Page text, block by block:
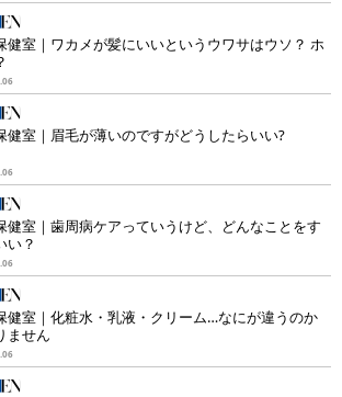
健室｜ワカメが髪にいいというウワサはウソ？ ホ
健室｜眉毛が薄いのですがどうしたらいい?
健室｜歯周病ケアっていうけど、どんなことをす
い？
健室｜化粧水・乳液・クリーム…なにが違うのか
ません